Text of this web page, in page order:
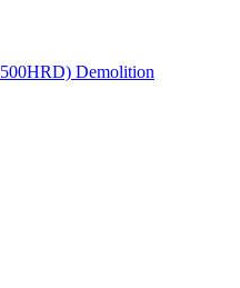
Demolition